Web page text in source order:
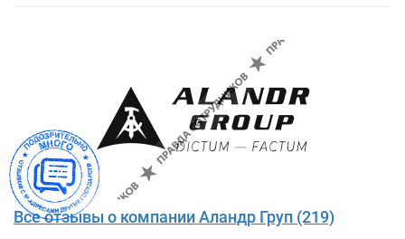
Все отзывы о компании Аландр Груп (219)